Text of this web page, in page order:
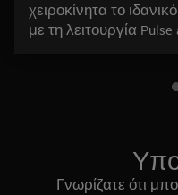
χειροκίνητα το
με τη λειτουργία Pulse
Γνωρίζατε ότι